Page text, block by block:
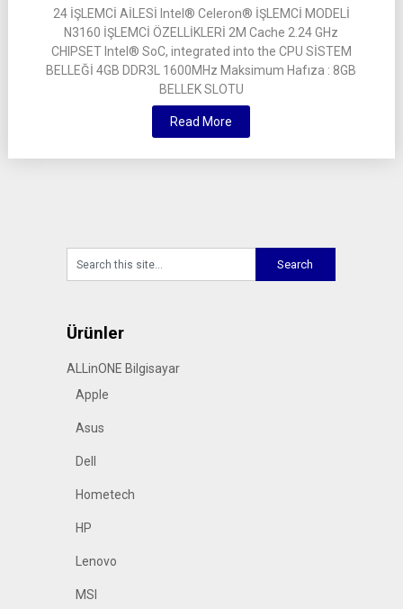
24 İŞLEMCİ AİLESİ Intel® Celeron® İŞLEMCİ MODELİ
N3160 İŞLEMCİ ÖZELLİKLERİ 2M Cache 2.24 GHz
CHIPSET Intel® SoC, integrated into the CPU SİSTEM
BELLEĞİ 4GB DDR3L 1600MHz Maksimum Hafıza : 8GB
BELLEK SLOTU
Read More
Ürünler
ALLinONE Bilgisayar
Apple
Asus
Dell
Hometech
HP
Lenovo
MSI